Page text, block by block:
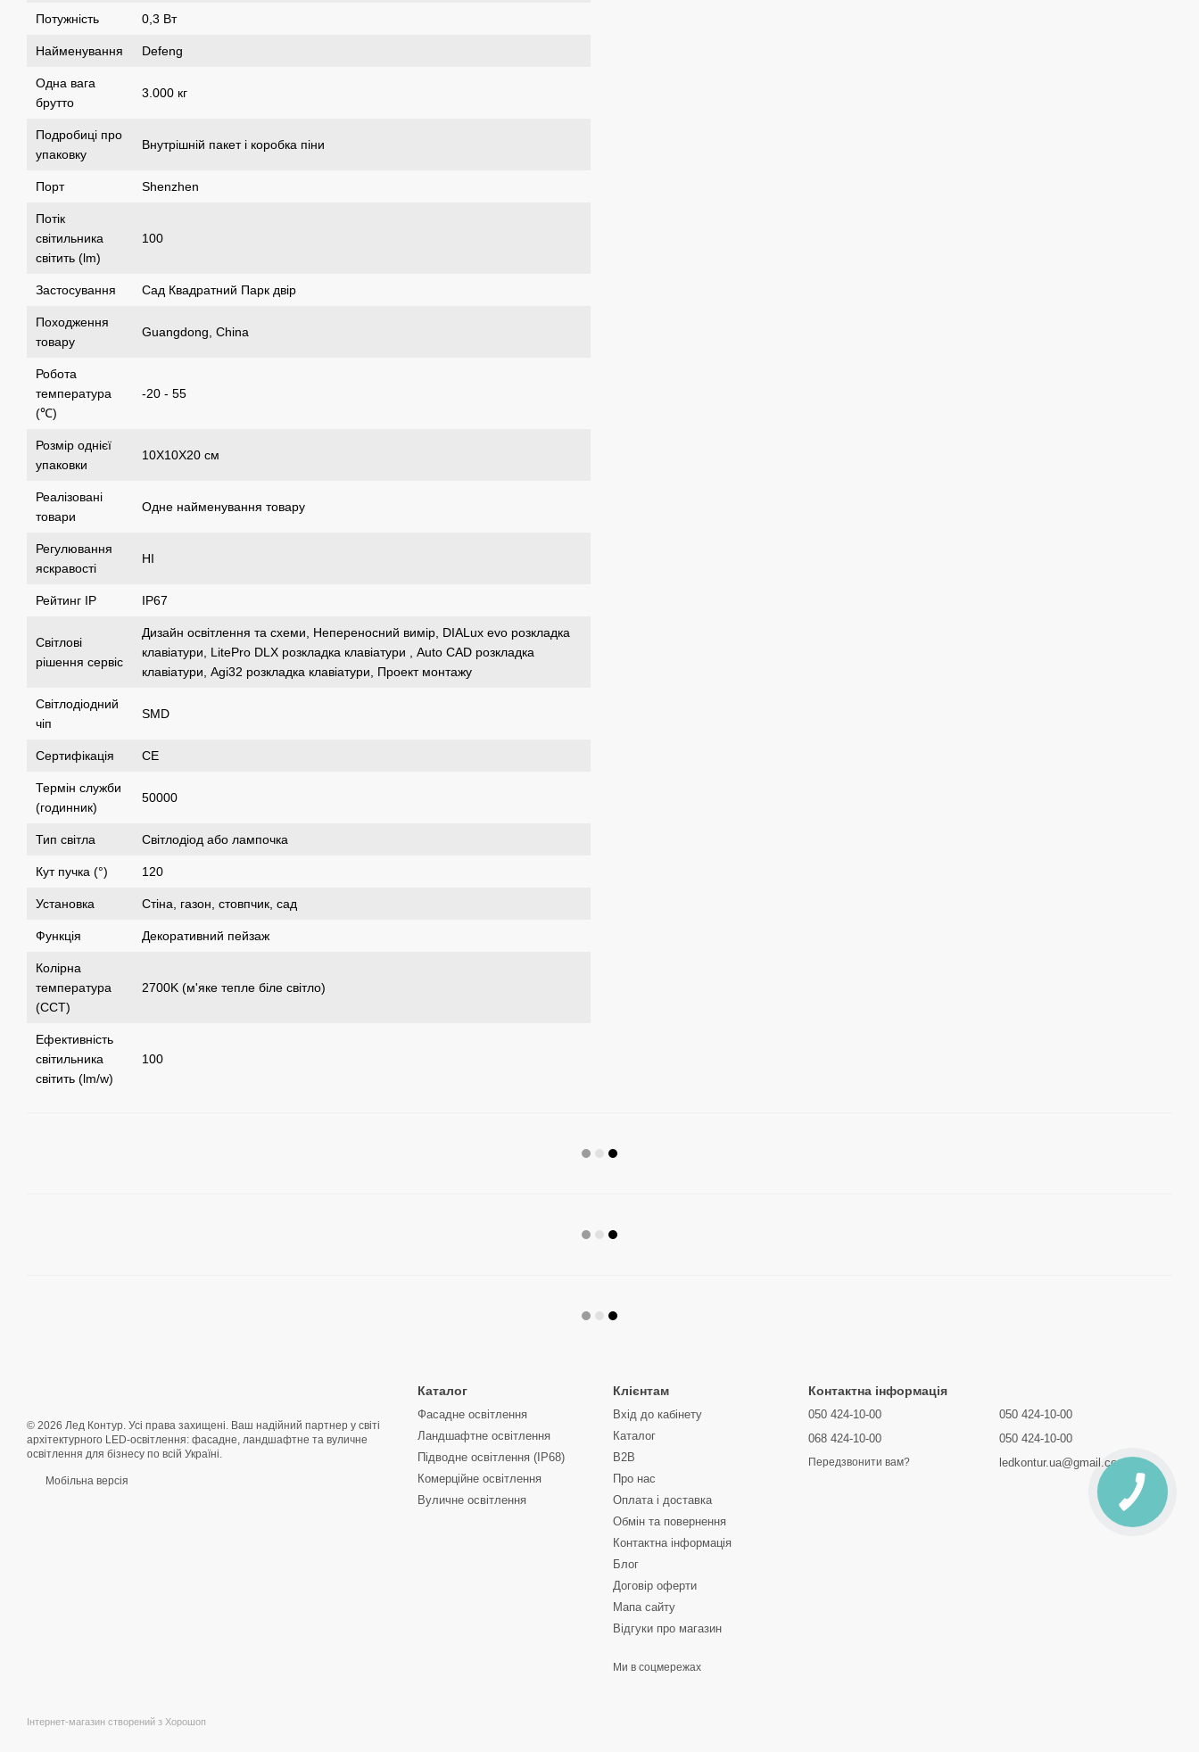
Потужність 0,3 Вт
Найменування Defeng
Одна вага
брутто
3.000 кг
Подробиці про
упаковку
Внутрішній пакет і коробка піни
Порт Shenzhen
Потік
світильника
світить (lm)
100
Застосування Сад Квадратний Парк двір
Походження
товару
Guangdong, China
Робота
температура
(℃)
-20 - 55
Розмір однієї
упаковки
10X10X20 см
Реалізовані
товари
Одне найменування товару
Регулювання
яскравості
НІ
Рейтинг IP IP67
Світлові
рішення сервіс
Дизайн освітлення та схеми, Непереносний вимір, DIALux evo розкладка
клавіатури, LitePro DLX розкладка клавіатури , Auto CAD розкладка
клавіатури, Agi32 розкладка клавіатури, Проект монтажу
Світлодіодний
чіп
SMD
Сертифікація CE
Термін служби
(годинник)
50000
Тип світла Світлодіод або лампочка
Кут пучка (°) 120
Установка Стіна, газон, стовпчик, сад
Функція Декоративний пейзаж
Колірна
температура
(CCT)
2700K (м'яке тепле біле світло)
Ефективність
світильника
світить (lm/w)
100
© 2026 Лед Контур. Усі права захищені. Ваш надійний партнер у світі
архітектурного LED-освітлення: фасадне, ландшафтне та вуличне
освітлення для бізнесу по всій Україні.
Мобільна версія
Інтернет-магазин створений з Хорошоп
Каталог
Фасадне освітлення
Ландшафтне освітлення
Підводне освітлення (IP68)
Комерційне освітлення
Вуличне освітлення
Клієнтам
Вхід до кабінету
Каталог
B2B
Про нас
Оплата і доставка
Обмін та повернення
Контактна інформація
Блог
Договір оферти
Мапа сайту
Відгуки про магазин
Ми в соцмережах
Контактна інформація
050 424-10-00
068 424-10-00
Передзвонити вам?
050 424-10-00
050 424-10-00
ledkontur.ua@gmail.com